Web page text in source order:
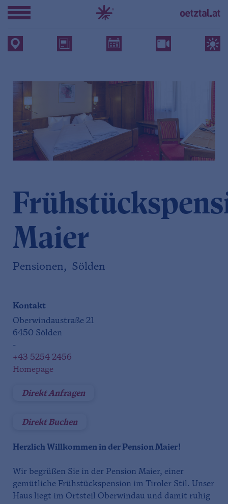
Maier
Pensionen, Sölden
Kontakt
Oberwindaustraße 21
6450 Sölden
-
+43 5254 2456
Homepage
Direkt Anfragen
Direkt Buchen
Herzlich Willkommen in der Pension Maier!
Wir begrüßen Sie in der Pension Maier, einer
gemütliche Frühstückspension im Tiroler Stil. Unser
Haus liegt im Ortsteil Oberwindau und damit ruhig